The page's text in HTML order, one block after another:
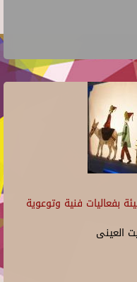
بفعاليات فنية وتوعوية
العينى